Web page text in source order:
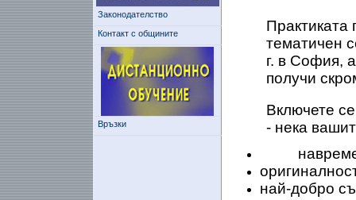
Законодателство
Контакт с общините
Връзки
тематичен
г. в София,
получи
Включете
- нека
най-добро